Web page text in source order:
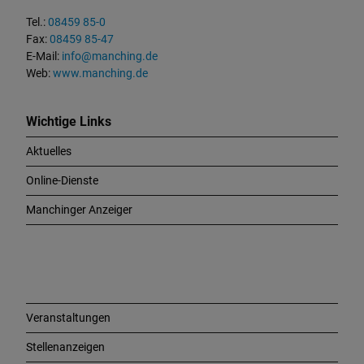
Tel.:08459 85-0
Fax:08459 85-47
E-Mail: info@manching.de
Web:www.manching.de
Wichtige Links
Aktuelles
Online-Dienste
Manchinger Anzeiger
Veranstaltungen
Stellenanzeigen